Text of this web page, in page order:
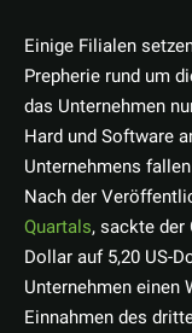
Einige Filialen
Prepherie rund um
das Unternehmen
Hard und Software
Unternehmens
Nach der
Quartals, sackte der
Dollar auf 5,20 US-
Unternehmen einen
Einnahmen des